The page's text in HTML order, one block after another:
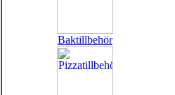
Baktillbehör